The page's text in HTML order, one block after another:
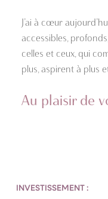
J’ai à cœur
accessibles,
celles et ceux, qui
plus, aspirent à plus
Au plaisir de
INVESTISSEMENT :